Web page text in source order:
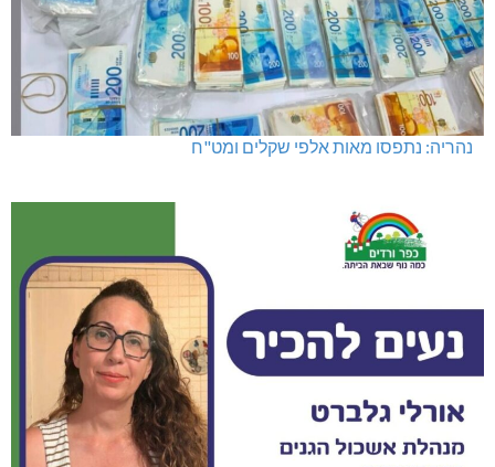
נהריה: נתפסו מאות אלפי שקלים ומט"ח